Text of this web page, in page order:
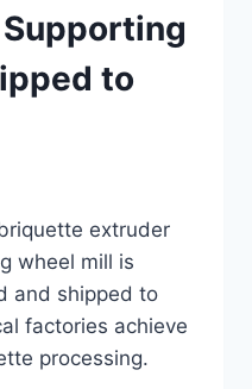
to
extruder
wheel mill is
and shipped to
factories achieve
processing.